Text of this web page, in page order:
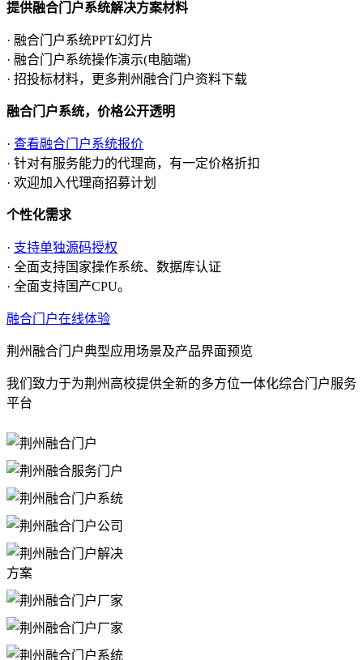
提供融合门户系统解决方案材料
· 融合门户系统PPT幻灯片
· 融合门户系统操作演示(电脑端)
· 招投标材料，更多荆州融合门户资料下载
融合门户系统，价格公开透明
· 查看融合门户系统报价
· 针对有服务能力的代理商，有一定价格折扣
· 欢迎加入代理商招募计划
个性化需求
· 支持单独源码授权
· 全面支持国家操作系统、数据库认证
· 全面支持国产CPU。
融合门户在线体验
荆州融合门户典型应用场景及产品界面预览
我们致力于为荆州高校提供全新的多方位一体化综合门户服务
平台